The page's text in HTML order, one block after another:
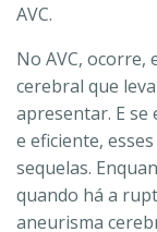
AVC.
No AVC, ocorre,
cerebral que
apresentar. E
e eficiente,
sequelas.
quando há a
aneurisma